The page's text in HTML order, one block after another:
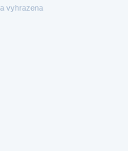
vyhrazena